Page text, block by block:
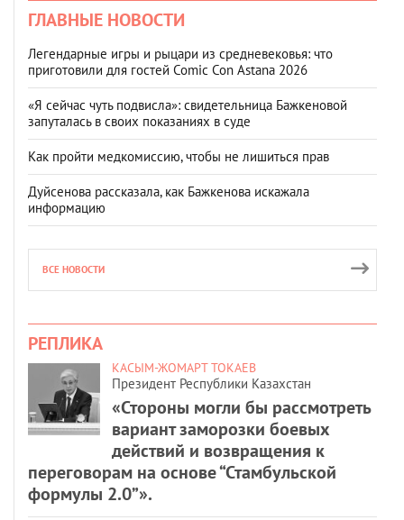
ГЛАВНЫЕ НОВОСТИ
Легендарные игры и рыцари из средневековья: что
приготовили для гостей Comic Con Astana 2026
«Я сейчас чуть подвисла»: свидетельница Бажкеновой
запуталась в своих показаниях в суде
Как пройти медкомиссию, чтобы не лишиться прав
Дуйсенова рассказала, как Бажкенова искажала
информацию
ВСЕ НОВОСТИ
РЕПЛИКА
КАСЫМ-ЖОМАРТ ТОКАЕВ
Президент Республики Казахстан
«Стороны могли бы рассмотреть
вариант заморозки боевых
действий и возвращения к
переговорам на основе “Стамбульской
формулы 2.0”».